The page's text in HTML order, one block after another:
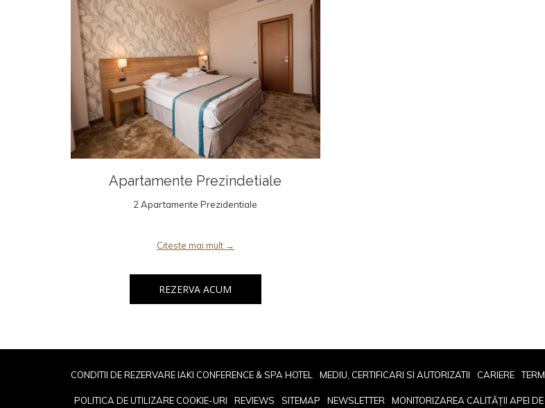
Apartamente Prezindetiale
2 Apartamente Prezidentiale
Citeste mai mult
REZERVA ACUM
CONDITII DE REZERVARE IAKI CONFERENCE & SPA HOTEL MEDIU, CERTIFICARI SI AUTORIZATII CARIERE
POLITICA DE UTILIZARE COOKIE-URI REVIEWS SITEMAP NEWSLETTER MONITORIZAREA CALITĂȚII APEI